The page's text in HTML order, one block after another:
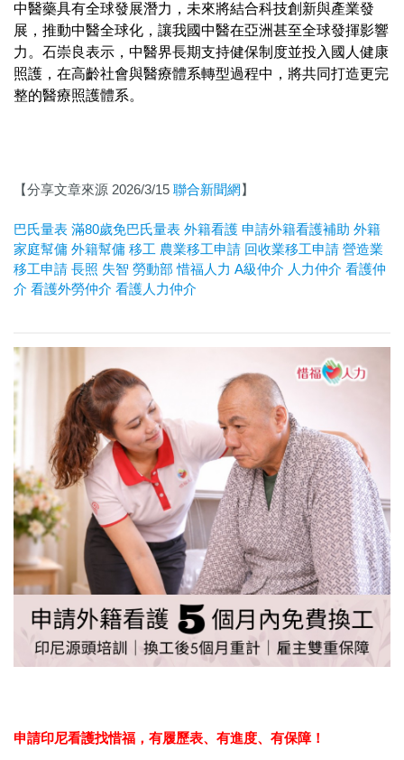
中醫藥具有全球發展潛力，未來將結合科技創新與產業發
展，推動中醫全球化，讓我國中醫在亞洲甚至全球發揮影響
力。石崇良表示，中醫界長期支持健保制度並投入國人健康
照護，在高齡社會與醫療體系轉型過程中，將共同打造更完
整的醫療照護體系。
【分享文章來源 2026/3/15 聯合新聞網】
巴氏量表 滿80歲免巴氏量表 外籍看護 申請外籍看護補助 外籍
家庭幫傭 外籍幫傭 移工 農業移工申請 回收業移工申請 營造業
移工申請 長照 失智 勞動部 惜福人力 A級仲介 人力仲介 看護仲
介 看護外勞仲介 看護人力仲介
申請印尼看護找惜福， 有履歷表、有進度、有保障！